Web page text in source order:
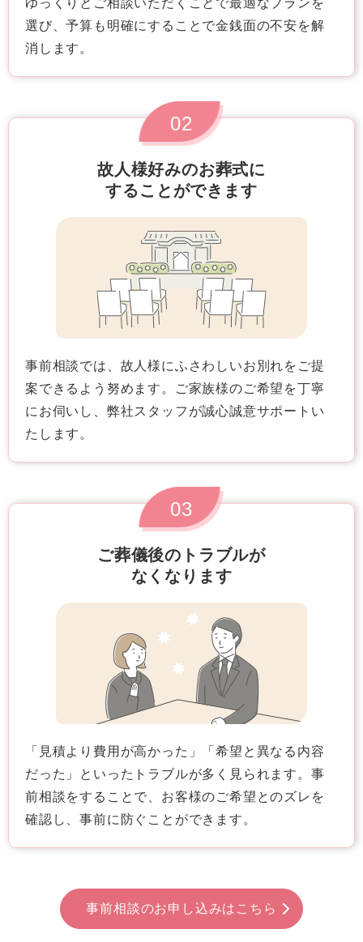
ゆっくりとご相談いただくことで最適なプランを
選び、予算も明確にすることで金銭面の不安を解
消します。
02
故人様好みのお葬式に
することができます
事前相談では、故人様にふさわしいお別れをご提
案できるよう努めます。ご家族様のご希望を丁寧
にお伺いし、弊社スタッフが誠心誠意サポートい
たします。
03
ご葬儀後のトラブルが
なくなります
「見積より費用が高かった」「希望と異なる内容
だった」といったトラブルが多く見られます。事
前相談をすることで、お客様のご希望とのズレを
確認し、事前に防ぐことができます。
事前相談のお申し込みはこちら